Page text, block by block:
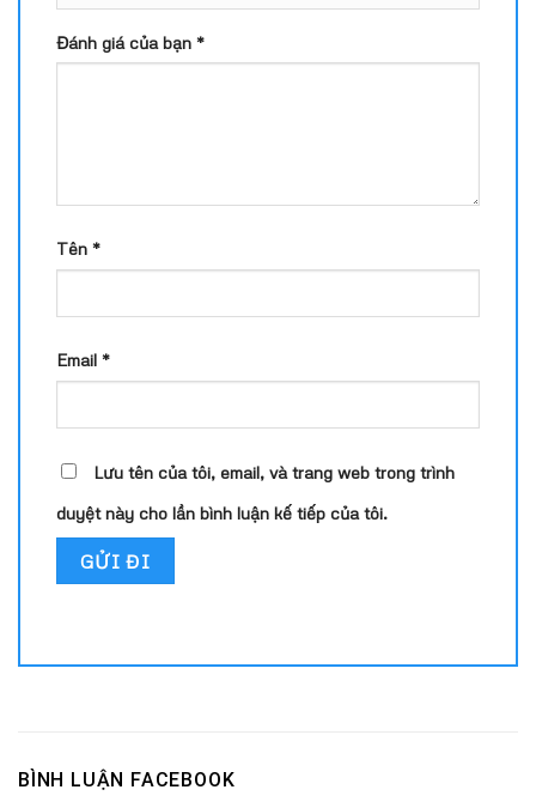
Đánh giá của bạn *
Tên *
Email *
Lưu tên của tôi, email, và trang web trong trình
duyệt này cho lần bình luận kế tiếp của tôi.
BÌNH LUẬN FACEBOOK